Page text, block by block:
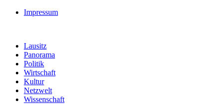
Impressum
Lausitz
Panorama
Politik
Wirtschaft
Kultur
Netzwelt
Wissenschaft